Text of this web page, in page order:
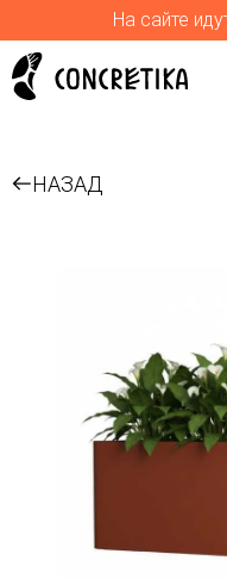
На сайте
НАЗАД